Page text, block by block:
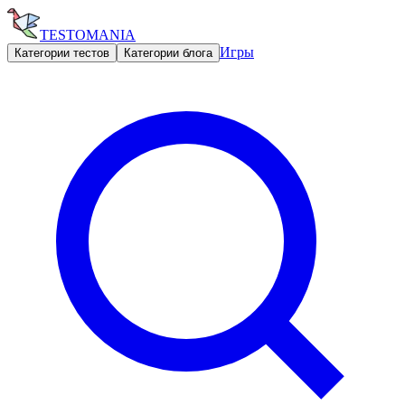
TESTOMANIA
Категории тестов Категории блога Игры